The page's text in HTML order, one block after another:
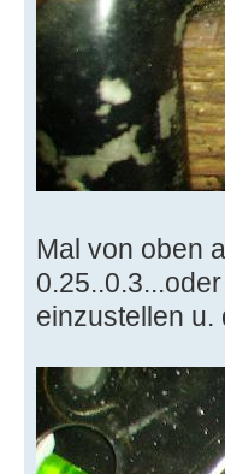
Mal von oben
einzustellen u.